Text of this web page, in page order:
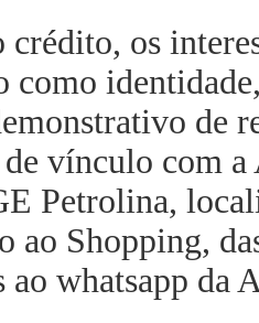
crédito, os
como
de
vínculo com
Petrolina,
ao Shopping,
ao whatsapp da